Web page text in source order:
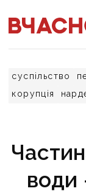
суспільство
корупція
води